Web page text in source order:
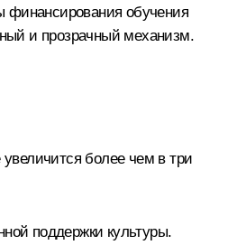
финансирования обучения
и прозрачный механизм.
более чем в три
поддержки культуры.